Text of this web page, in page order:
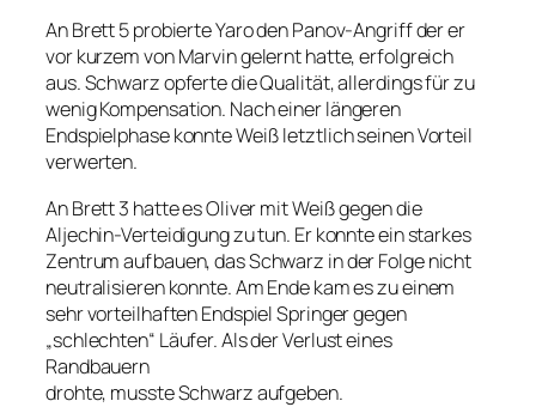
An Brett 5 probierte Yaro den Panov-Angriff der er
vor kurzem von Marvin gelernt hatte, erfolgreich
aus. Schwarz opferte die Qualität, allerdings für zu
wenig Kompensation. Nach einer längeren
Endspielphase konnte Weiß letztlich seinen Vorteil
verwerten.
An Brett 3 hatte es Oliver mit Weiß gegen die
Aljechin-Verteidigung zu tun. Er konnte ein starkes
Zentrum aufbauen, das Schwarz in der Folge nicht
neutralisieren konnte. Am Ende kam es zu einem
sehr vorteilhaften Endspiel Springer gegen
„schlechten“ Läufer. Als der Verlust eines
Randbauern
drohte, musste Schwarz aufgeben.